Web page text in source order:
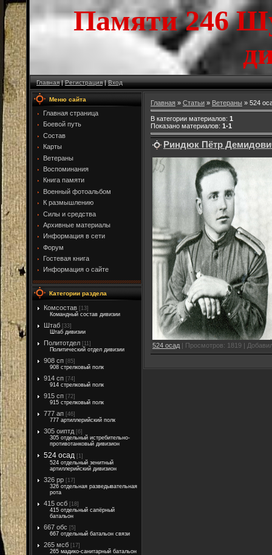
Памяти 246
Главная|Регистрация|Вход
Меню сайта
Главная страница
Боевой путь
Состав
Карты
Ветераны
Воспоминания
Книга памяти
Военный фотоальбом
К размышлению
Силы и средства
Архивные материалы
Информация в сети
Форум
Гостевая книга
Информация о сайте
Категории раздела
Комсостав [13]
Командный состав дивизии
Штаб [33]
Штаб дивизии
Политотдел [11]
Политический отдел дивизии
908 сп [85]
908 стрелковый полк
914 сп [74]
914 стрелковый полк
915 сп [72]
915 стрелковый полк
777 ап [46]
777 артиллерийский полк
305 оиптд [6]
305 отдельный истребительно-
противотанковый дивизион
524 осад [1]
524 отдельный зенитный
артиллерийский дивизион
326 рр [17]
326 отдельная разведывательная
рота
415 осб [18]
415 отдельный сапёрный
батальон
667 обс [5]
667 отдельный батальон связи
265 мсб [17]
265 мадико-санитарный батальон
Главная » Статьи » Ветераны » 524
В категории материалов: 1
Показано материалов: 1-1
Риндюк Пётр
524 осад | Просмотров: 1819 |